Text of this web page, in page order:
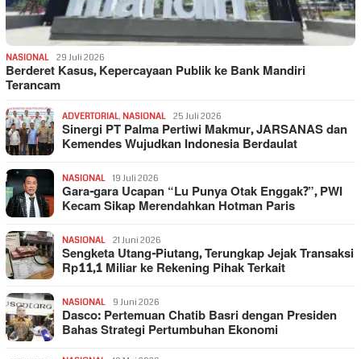
NASIONAL 29 Juli 2026
Berderet Kasus, Kepercayaan Publik ke Bank Mandiri
Terancam
ADVERTORIAL, NASIONAL 25 Juli 2026
Sinergi PT Palma Pertiwi Makmur, JARSANAS dan
Kemendes Wujudkan Indonesia Berdaulat
NASIONAL 19 Juli 2026
Gara-gara Ucapan “Lu Punya Otak Enggak?”, PWI
Kecam Sikap Merendahkan Hotman Paris
NASIONAL 21 Juni 2026
Sengketa Utang-Piutang, Terungkap Jejak Transaksi
Rp11,1 Miliar ke Rekening Pihak Terkait
NASIONAL 9 Juni 2026
Dasco: Pertemuan Chatib Basri dengan Presiden
Bahas Strategi Pertumbuhan Ekonomi